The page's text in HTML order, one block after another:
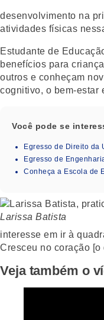
desenvolvimento na
atividades físicas
Estudante de
benefícios para
outros e conheçam
cognitivo, o bem-estar
Você pode se
Egresso de Direito da
Egresso de
Conheça a Escola de
Larissa Batista
interesse em ir à
Cresceu no coração [o
Veja também o